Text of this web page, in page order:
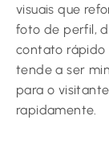
visuais que
foto de perfil,
contato rápido
tende a ser
para o
rapidamente.